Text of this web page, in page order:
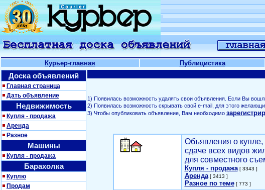
Курьер-главная Публицистика
Доска объявлений
Главная страница
Дать объявление
Недвижимость
Купля - продажа
Аренда
Разное
Машины
Купля - продажа
Барахолка
Куплю
Продам
1) Появилась возможность удалять свои объявления. Если Вы
2) Появилась возможность скрывать свой е-mail, для этого
3) Чтобы опубликовать объявление, Вам необходимо
Объявления о
сдаче всех видов
для совместного
Купля - продажа[ 3343 ]
Аренда[ 3413 ]
Разное по теме[ 773 ]